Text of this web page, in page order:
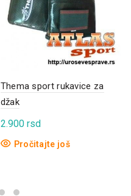
Thema sport rukavice za
džak
2.900 rsd
Pročitajte još